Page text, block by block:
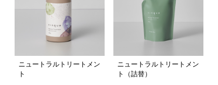
ニュートラルトリートメン
ト
ニュートラルトリートメン
ト（詰替）